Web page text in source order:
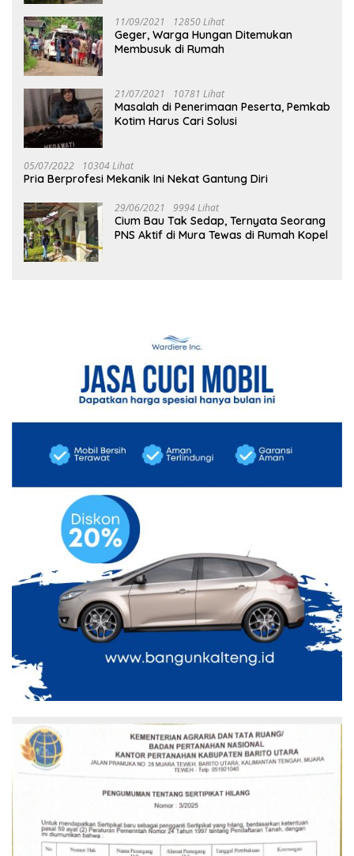
11/09/2021 12850 Lihat
Geger, Warga Hungan Ditemukan
Membusuk di Rumah
21/07/2021 10781 Lihat
Masalah di Penerimaan Peserta, Pemkab
Kotim Harus Cari Solusi
05/07/2022 10304 Lihat
Pria Berprofesi Mekanik Ini Nekat Gantung Diri
29/06/2021 9994 Lihat
Cium Bau Tak Sedap, Ternyata Seorang
PNS Aktif di Mura Tewas di Rumah Kopel